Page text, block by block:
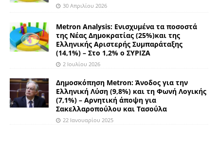
30 Απριλίου 2026
Metron Analysis: Ενισχυμένα τα ποσοστά
της Νέας Δημοκρατίας (25%)και της
Ελληνικής Αριστερής Συμπαράταξης
(14,1%) – Στο 1,2% ο ΣΥΡΙΖΑ
2 Ιουλίου 2026
Δημοσκόπηση Metron: Άνοδος για την
Ελληνική Λύση (9,8%) και τη Φωνή Λογικής
(7,1%) – Αρνητική άποψη για
Σακελλαροπούλου και Τασούλα
22 Ιανουαρίου 2025